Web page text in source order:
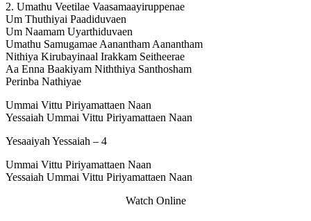
2. Umathu Veetilae Vaasamaayiruppenae
Um Thuthiyai Paadiduvaen
Um Naamam Uyarthiduvaen
Umathu Samugamae Aanantham Aanantham
Nithiya Kirubayinaal Irakkam Seitheerae
Aa Enna Baakiyam Niththiya Santhosham
Perinba Nathiyae
Ummai Vittu Piriyamattaen Naan
Yessaiah Ummai Vittu Piriyamattaen Naan
Yesaaiyah Yessaiah – 4
Ummai Vittu Piriyamattaen Naan
Yessaiah Ummai Vittu Piriyamattaen Naan
Watch Online